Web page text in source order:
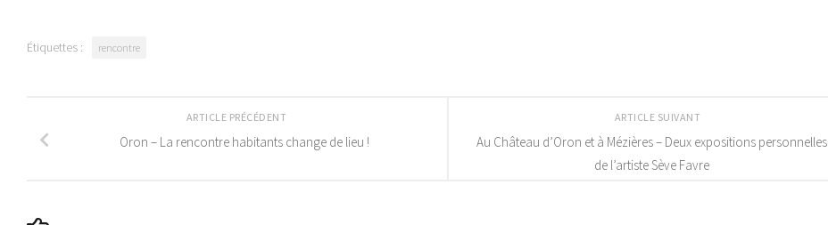
Étiquettes : rencontre
ARTICLE SUIVANT
Au Château d’Oron et à Mézières – Deux expositions personnelles
de l’artiste Sève Favre
ARTICLE PRÉCÉDENT
Oron – La rencontre habitants change de lieu !